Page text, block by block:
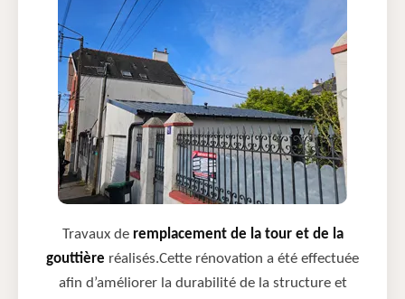
Travaux de remplacement de la tour et de la
gouttière réalisés.Cette rénovation a été effectuée
afin d’améliorer la durabilité de la structure et